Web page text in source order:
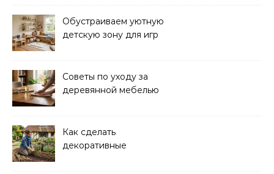
Обустраиваем уютную
детскую зону для игр
Советы по уходу за
деревянной мебелью
Как сделать
декоративные